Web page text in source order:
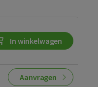
In winkelwagen
Aanvragen